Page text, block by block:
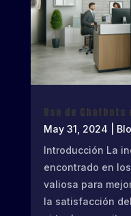
Uso de Chatbots
May 31, 2024
Introducción La
encontrado en
valiosa para
la satisfacción